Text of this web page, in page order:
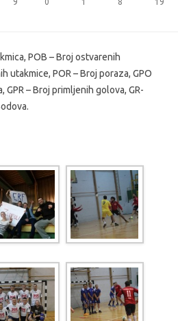
POB – Broj ostvarenih
utakmice, POR – Broj poraza, GPO
– Broj primljenih golova, GR-